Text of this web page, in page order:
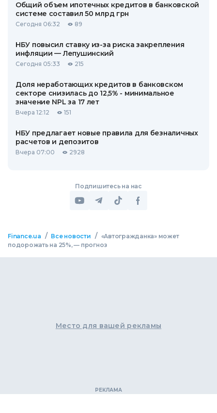
Общий объем ипотечных кредитов в банковской
системе составил 50 млрд грн
Сегодня 06:32 89
НБУ повысил ставку из-за риска закрепления
инфляции — Лепушинский
Сегодня 05:33 215
Доля неработающих кредитов в банковском
секторе снизилась до 12,5% - минимальное
значение NPL за 17 лет
Вчера 12:12 151
НБУ предлагает новые правила для безналичных
расчетов и депозитов
Вчера 07:00 2928
Подпишитесь на нас
Finance.ua / Все новости / «Автогражданка» может
подорожать на 25%, — прогноз
Место для вашей рекламы